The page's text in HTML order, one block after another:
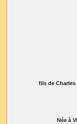
fils de Charles
Née à